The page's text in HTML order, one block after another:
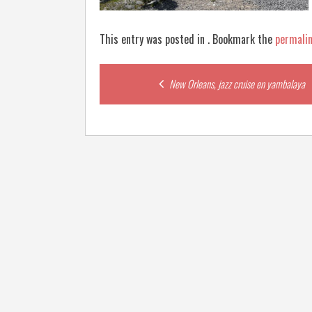
This entry was posted in . Bookmark the
navigation
New Orleans, jazz cruise en yambalaya